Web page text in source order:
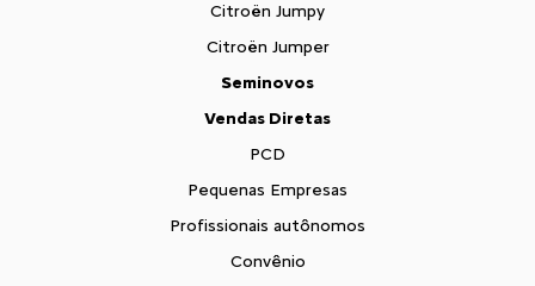
Citroën Jumpy
Citroën Jumper
Seminovos
Vendas Diretas
PCD
Pequenas Empresas
Profissionais autônomos
Convênio